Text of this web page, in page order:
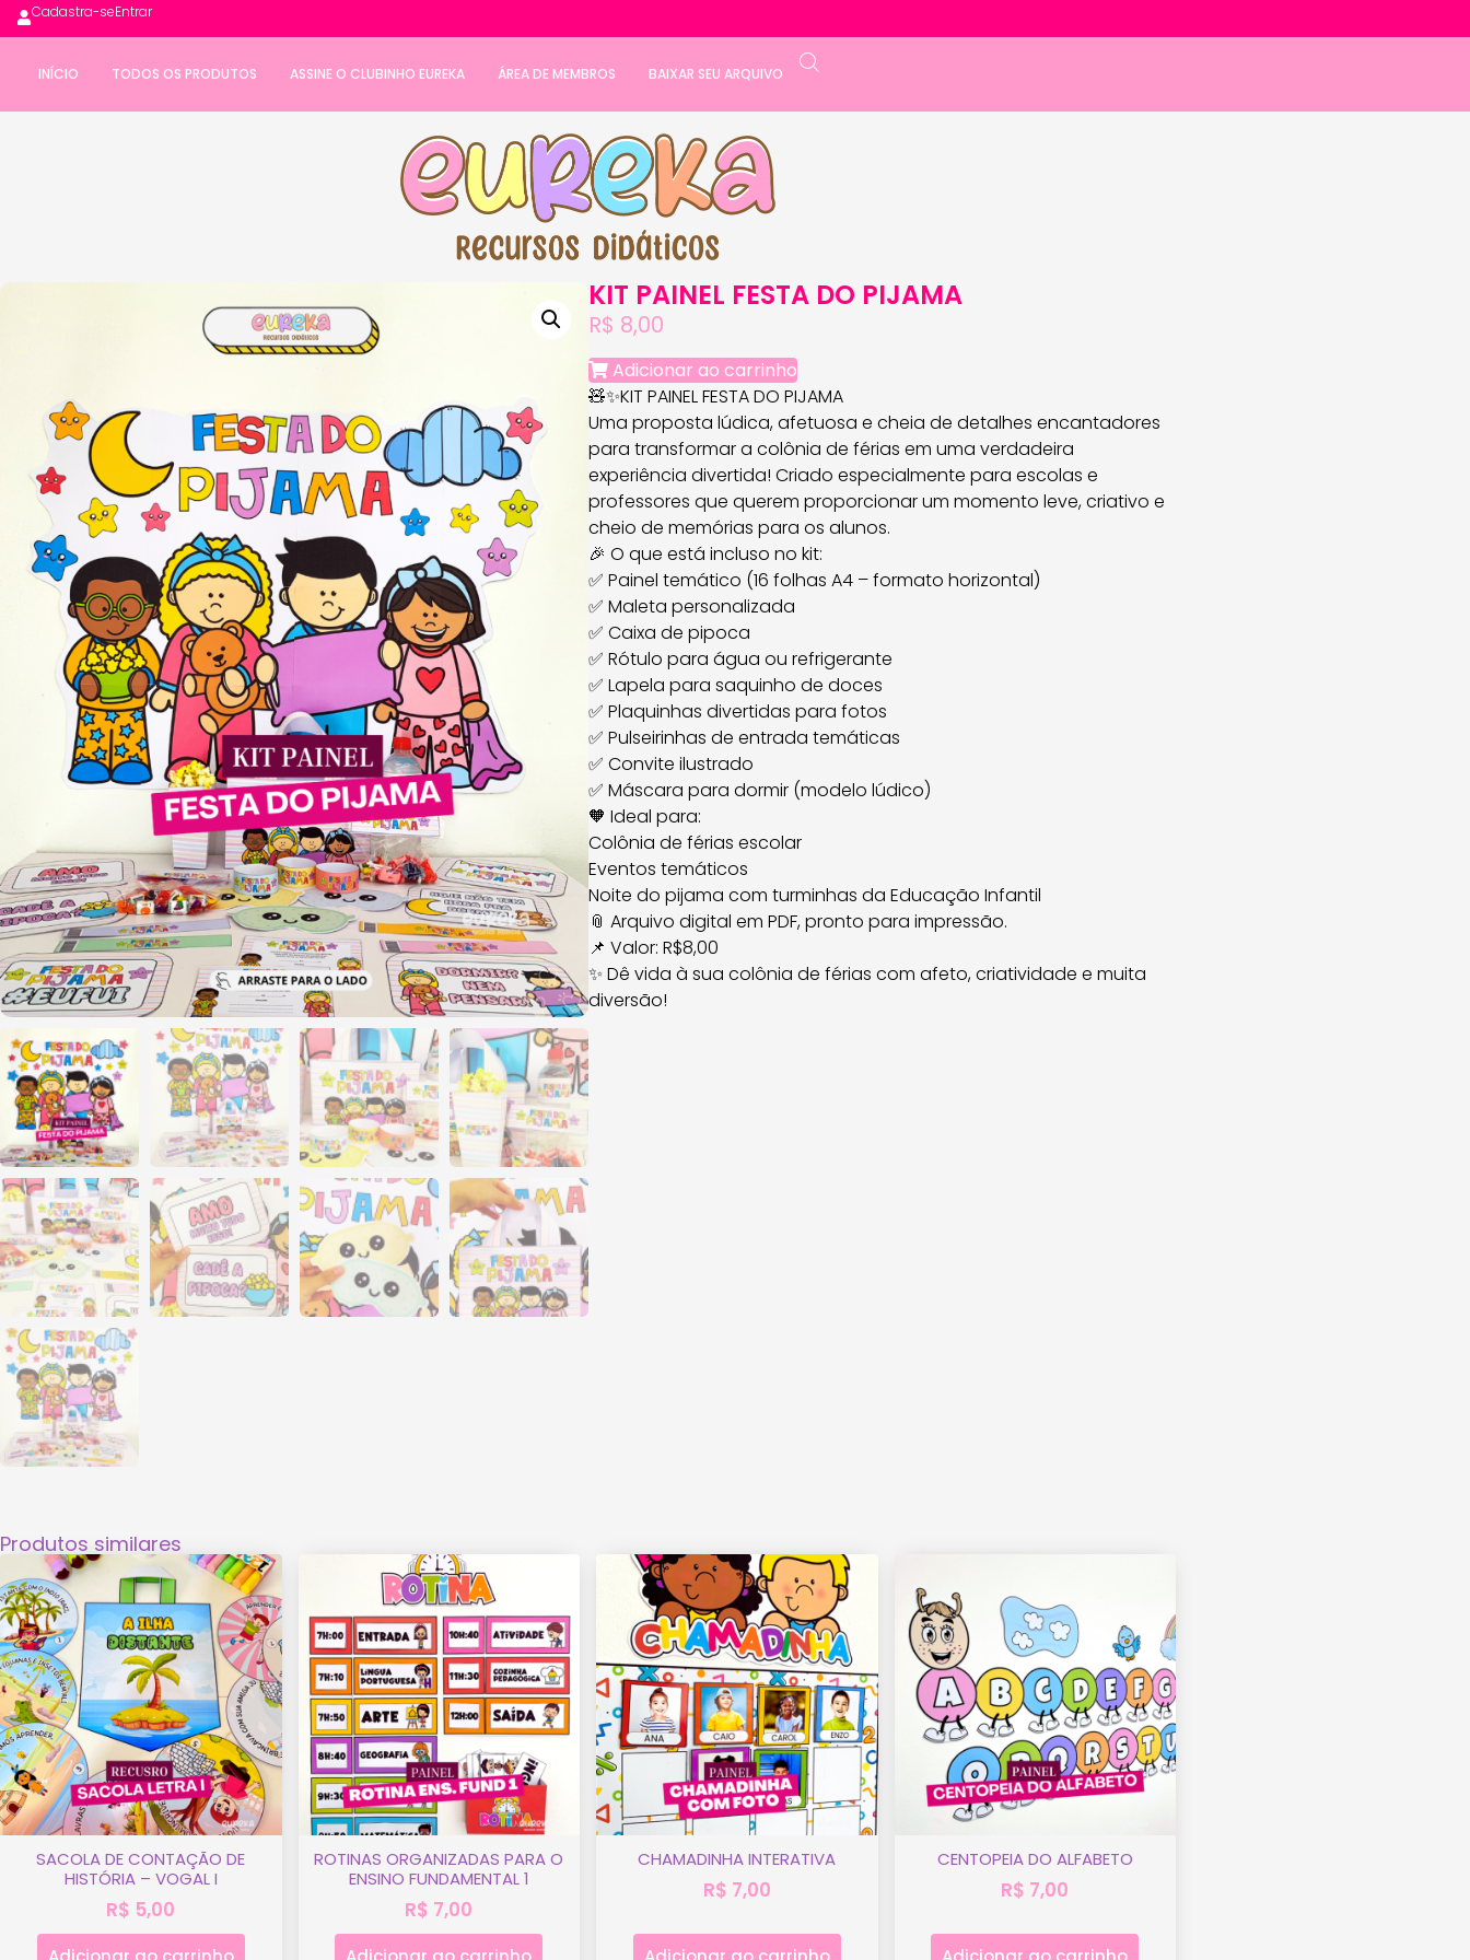
Cadastra-seEntrar
INÍCIO TODOS OS PRODUTOS ASSINE O CLUBINHO EUREKA ÁREA DE MEMBROS BAIXAR SEU ARQUIVO
KIT PAINEL FESTA DO PIJAMA
R$ 8,00
Adicionar ao carrinho
🧸✨KIT PAINEL FESTA DO PIJAMA
Uma proposta lúdica, afetuosa e cheia de detalhes encantadores
para transformar a colônia de férias em uma verdadeira
experiência divertida! Criado especialmente para escolas e
professores que querem proporcionar um momento leve, criativo e
cheio de memórias para os alunos.
🎉 O que está incluso no kit:
✅ Painel temático (16 folhas A4 – formato horizontal)
✅ Maleta personalizada
✅ Caixa de pipoca
✅ Rótulo para água ou refrigerante
✅ Lapela para saquinho de doces
✅ Plaquinhas divertidas para fotos
✅ Pulseirinhas de entrada temáticas
✅ Convite ilustrado
✅ Máscara para dormir (modelo lúdico)
🧡 Ideal para:
Colônia de férias escolar
Eventos temáticos
Noite do pijama com turminhas da Educação Infantil
📎 Arquivo digital em PDF, pronto para impressão.
📌 Valor: R$8,00
✨ Dê vida à sua colônia de férias com afeto, criatividade e muita
diversão!
Produtos similares
SACOLA DE CONTAÇÃO DE
HISTÓRIA – VOGAL I
R$ 5,00
ROTINAS ORGANIZADAS PARA O
ENSINO FUNDAMENTAL 1
R$ 7,00
CHAMADINHA INTERATIVA
R$ 7,00
CENTOPEIA DO ALFABETO
R$ 7,00